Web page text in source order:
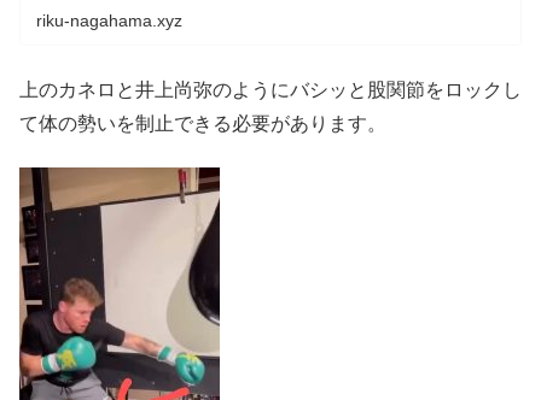
riku-nagahama.xyz
上のカネロと井上尚弥のようにバシッと股関節をロックし
て体の勢いを制止できる必要があります。